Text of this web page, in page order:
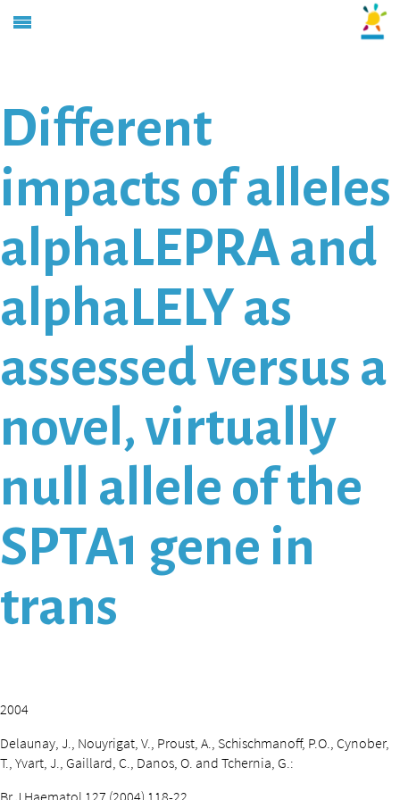
Different
impacts of alleles
alphaLEPRA and
alphaLELY as
assessed versus a
novel, virtually
null allele of the
SPTA1 gene in
trans
2004
Delaunay, J., Nouyrigat, V., Proust, A., Schischmanoff, P.O., Cynober,
T., Yvart, J., Gaillard, C., Danos, O. and Tchernia, G.:
Br J Haematol 127 (2004) 118-22.